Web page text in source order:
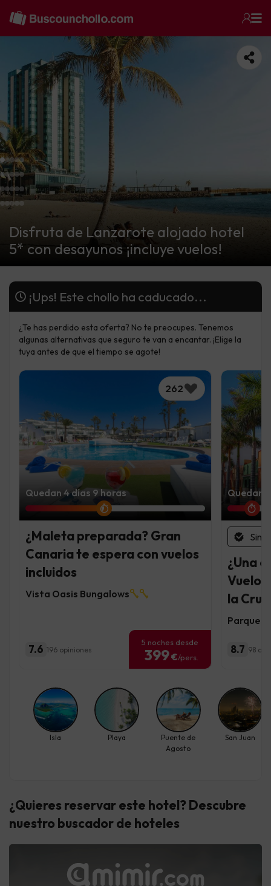
Disfruta de Lanzarote alojado hotel
5* con desayunos ¡incluye vuelos!
¡Ups! Este chollo ha caducado...
¿Te has perdido esta oferta? No te preocupes. Tenemos
algunas alternativas que seguro te van a encantar. ¡Elige la
tuya antes de que el tiempo se agote!
262
Quedan 4 días 9 horas
¿Maleta preparada? Gran
Canaria te espera con vuelos
incluidos
Vista Oasis Bungalows
7.6 196 opiniones
5 noches desde
399€/pers.
Quedan
Sin
¿Una
la Cruz
Parque
8.7 98
Isla Playa
Puente de
Agosto
San Juan
¿Quieres reservar este hotel? Descubre
nuestro buscador de hoteles